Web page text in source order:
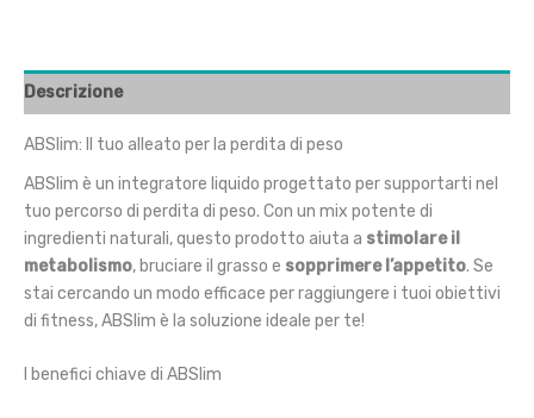
Descrizione
ABSlim: Il tuo alleato per la perdita di peso
ABSlim è un integratore liquido progettato per supportarti nel
tuo percorso di perdita di peso. Con un mix potente di
ingredienti naturali, questo prodotto aiuta a stimolare il
metabolismo, bruciare il grasso e sopprimere l’appetito. Se
stai cercando un modo efficace per raggiungere i tuoi obiettivi
di fitness, ABSlim è la soluzione ideale per te!
I benefici chiave di ABSlim